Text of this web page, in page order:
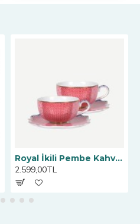
Royal İkili Pembe Kahve Fincanı 125 ml
2.599,00TL